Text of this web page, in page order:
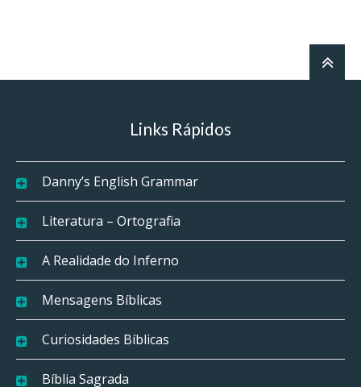
Links Rápidos
Danny’s English Grammar
Literatura – Ortografia
A Realidade do Inferno
Mensagens Bíblicas
Curiosidades Bíblicas
Bíblia Sagrada